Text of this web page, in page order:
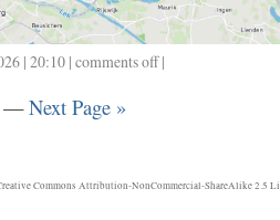
| 20:10 | comments offon
|
—Next Page »
Commons Attribution-NonCommercial-ShareAlike 2.5